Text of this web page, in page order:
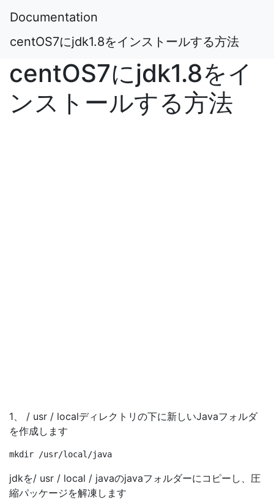
Documentation
centOS7にjdk1.8をインストールする方法
centOS7にjdk1.8をイ
ンストールする方法
1、 / usr / localディレクトリの下に新しいJavaフォルダ
を作成します
jdkを/ usr / local / javaのjavaフォルダーにコピーし、圧
縮パッケージを解凍します